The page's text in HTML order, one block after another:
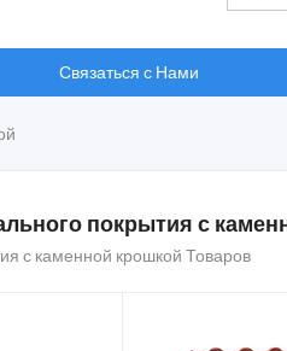
Связаться с Нами
покрытия с
с каменной крошкой Товаров